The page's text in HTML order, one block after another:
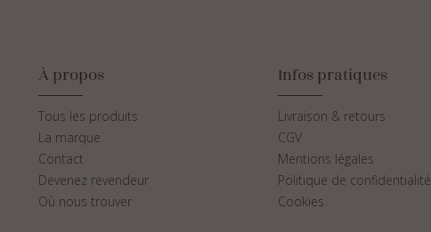
À propos
Tous les produits
La marque
Contact
Devenez revendeur
Où nous trouver
Infos pratiques
Livraison & retours
CGV
Mentions légales
Politique de confidentialité
Cookies